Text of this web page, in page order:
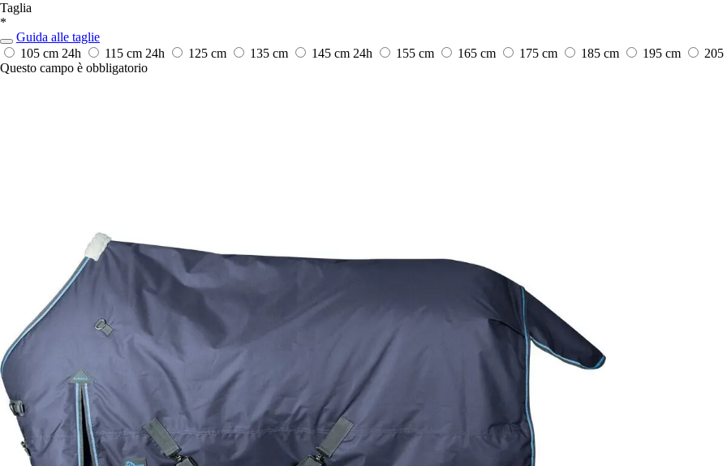
Taglia
*
Guida alle taglie
105 cm 24h 115 cm 24h 125 cm 135 cm 145 cm 24h 155 cm 165 cm 175 cm 185 cm 195 cm 205
Questo campo è obbligatorio